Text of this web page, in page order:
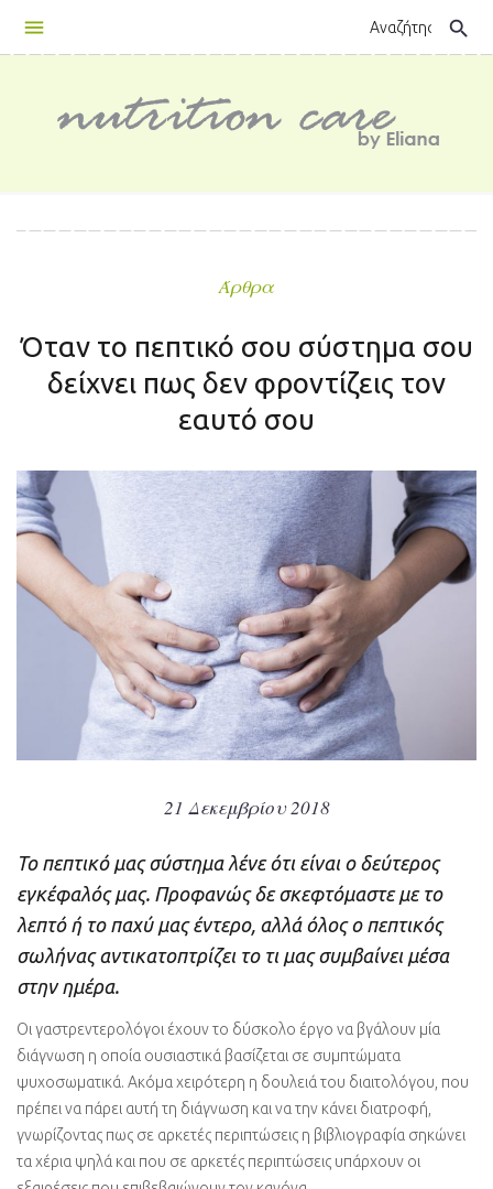
search
Άρθρα
Όταν το πεπτικό σου σύστημα σου
δείχνει πως δεν φροντίζεις τον
εαυτό σου
21 Δεκεμβρίου 2018
Το πεπτικό μας σύστημα λένε ότι είναι ο δεύτερος
εγκέφαλός μας. Προφανώς δε σκεφτόμαστε με το
λεπτό ή το παχύ μας έντερο, αλλά όλος ο πεπτικός
σωλήνας αντικατοπτρίζει το τι μας συμβαίνει μέσα
στην ημέρα.
Οι γαστρεντερολόγοι έχουν το δύσκολο έργο να βγάλουν μία
διάγνωση η οποία ουσιαστικά βασίζεται σε συμπτώματα
ψυχοσωματικά. Ακόμα χειρότερη η δουλειά του διαιτολόγου, που
πρέπει να πάρει αυτή τη διάγνωση και να την κάνει διατροφή,
γνωρίζοντας πως σε αρκετές περιπτώσεις η βιβλιογραφία σηκώνει
τα χέρια ψηλά και που σε αρκετές περιπτώσεις υπάρχουν οι